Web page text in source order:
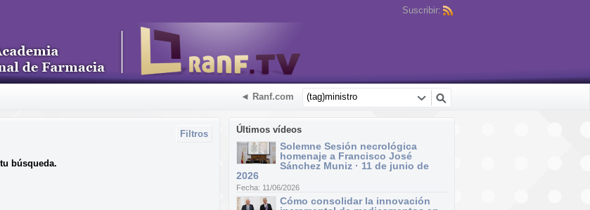
Suscribir:
◄ Ranf.com
Últimos vídeos
Solemne Sesión necrológica
homenaje a Francisco José
Sánchez Muniz · 11 de junio de
2026
Fecha: 11/06/2026
Cómo consolidar la innovación
Filtros
búsqueda.